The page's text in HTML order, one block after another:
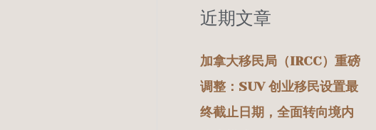
：
近期文章
加拿大移民局（IRCC）重磅
调整：SUV 创业移民设置最
终截止日期，全面转向境内